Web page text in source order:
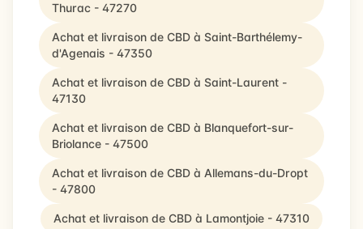
Thurac - 47270
Achat et livraison de CBD à Saint-Barthélemy-
d'Agenais - 47350
Achat et livraison de CBD à Saint-Laurent -
47130
Achat et livraison de CBD à Blanquefort-sur-
Briolance - 47500
Achat et livraison de CBD à Allemans-du-Dropt
- 47800
Achat et livraison de CBD à Lamontjoie - 47310